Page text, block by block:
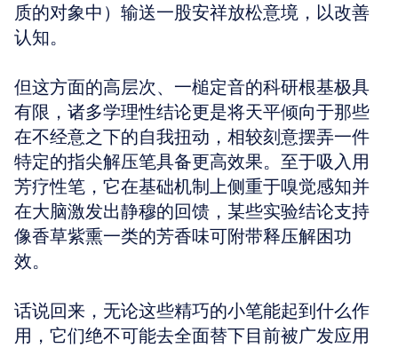
质的对象中）输送一股安祥放松意境，以改善
认知。
但这方面的高层次、一槌定音的科研根基极具
有限，诸多学理性结论更是将天平倾向于那些
在不经意之下的自我扭动，相较刻意摆弄一件
特定的指尖解压笔具备更高效果。至于吸入用
芳疗性笔，它在基础机制上侧重于嗅觉感知并
在大脑激发出静穆的回馈，某些实验结论支持
像香草紫熏一类的芳香味可附带释压解困功
效。
话说回来，无论这些精巧的小笔能起到什么作
用，它们绝不可能去全面替下目前被广发应用